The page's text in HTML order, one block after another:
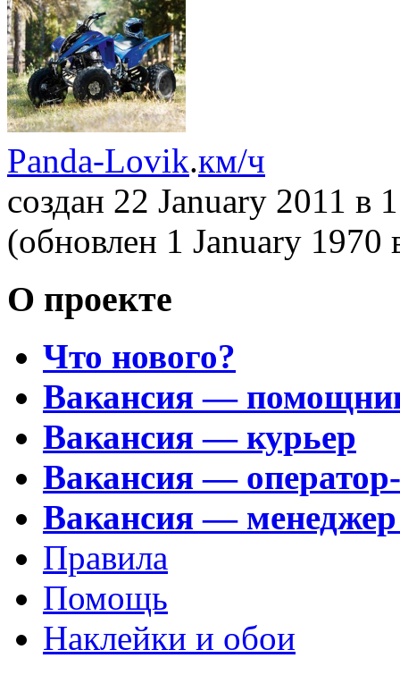
Panda-Lovik.км/ч
создан 22 January 2011 в
(обновлен 1 January 1970
О проекте
Что нового?
Вакансия —
Вакансия — курьер
Вакансия —
Вакансия —
Правила
Помощь
Наклейки и обои